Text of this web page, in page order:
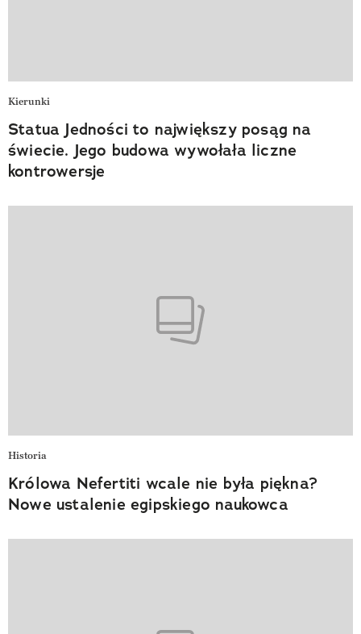
Kierunki
Statua Jedności to największy posąg na
świecie. Jego budowa wywołała liczne
kontrowersje
Historia
Królowa Nefertiti wcale nie była piękna?
Nowe ustalenie egipskiego naukowca